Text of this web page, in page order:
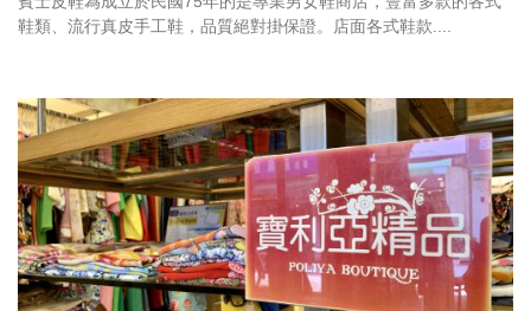
鞋類、流行真皮手工鞋，品質絕對掛保證。店面各式鞋款....